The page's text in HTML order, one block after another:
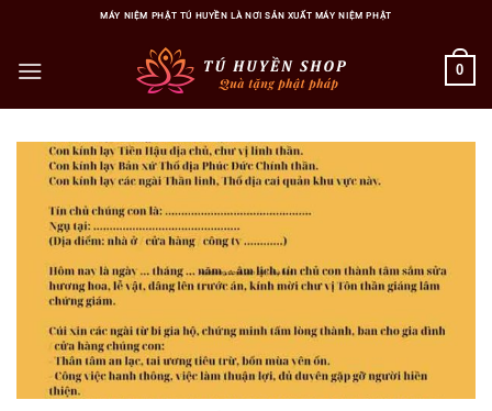
nội
MÁY NIỆM PHẬT TÚ HUYỀN LÀ NƠI SẢN XUẤT MÁY NIỆM PHẬT
0